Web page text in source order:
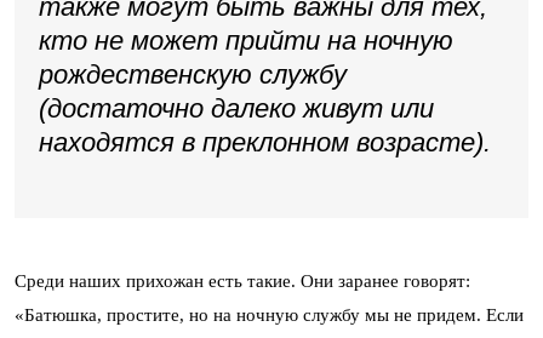
также могут быть важны для тех,
кто не может прийти на ночную
рождественскую службу
(достаточно далеко живут или
находятся в преклонном возрасте).
Среди наших прихожан есть такие. Они заранее говорят:
«Батюшка, простите, но на ночную службу мы не придем. Если